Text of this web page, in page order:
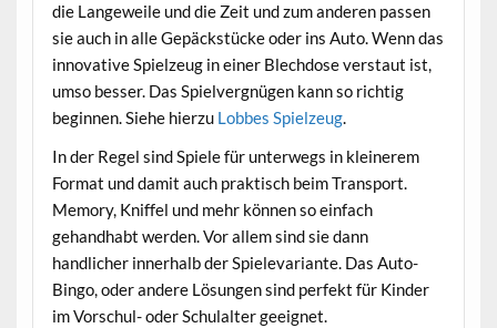
die Langeweile und die Zeit und zum anderen passen
sie auch in alle Gepäckstücke oder ins Auto. Wenn das
innovative Spielzeug in einer Blechdose verstaut ist,
umso besser. Das Spielvergnügen kann so richtig
beginnen. Siehe hierzu Lobbes Spielzeug.
In der Regel sind Spiele für unterwegs in kleinerem
Format und damit auch praktisch beim Transport.
Memory, Kniffel und mehr können so einfach
gehandhabt werden. Vor allem sind sie dann
handlicher innerhalb der Spielevariante. Das Auto-
Bingo, oder andere Lösungen sind perfekt für Kinder
im Vorschul- oder Schulalter geeignet.